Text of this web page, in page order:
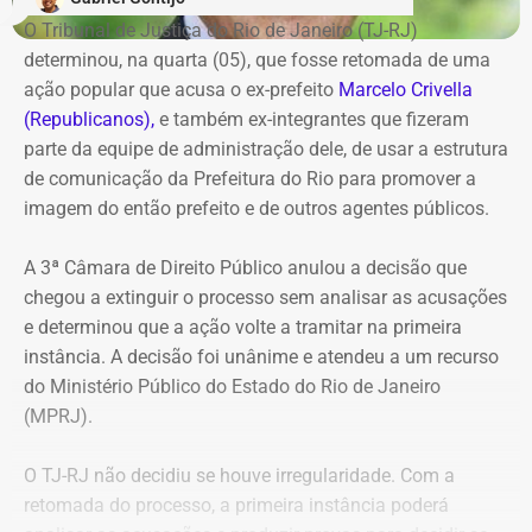
O Tribunal de Justiça do Rio de Janeiro (TJ-RJ)
determinou, na quarta (05), que fosse retomada de uma
ação popular que acusa o ex-prefeito Marcelo Crivella
(Republicanos), e também ex-integrantes que fizeram
parte da equipe de administração dele, de usar a estrutura
de comunicação da Prefeitura do Rio para promover a
imagem do então prefeito e de outros agentes públicos.
A 3ª Câmara de Direito Público anulou a decisão que
chegou a extinguir o processo sem analisar as acusações
e determinou que a ação volte a tramitar na primeira
instância. A decisão foi unânime e atendeu a um recurso
do Ministério Público do Estado do Rio de Janeiro
(MPRJ).
O TJ-RJ não decidiu se houve irregularidade. Com a
retomada do processo, a primeira instância poderá